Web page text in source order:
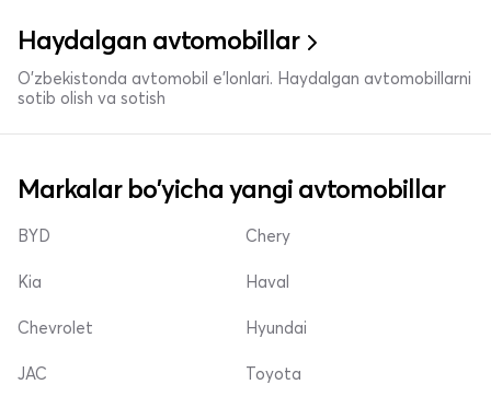
Haydalgan avtomobillar
O'zbekistonda avtomobil e’lonlari. Haydalgan avtomobillarni
sotib olish va sotish
Markalar bo'yicha yangi avtomobillar
BYD
Kia
Chevrolet
Chery
Haval
Hyundai
JAC Toyota